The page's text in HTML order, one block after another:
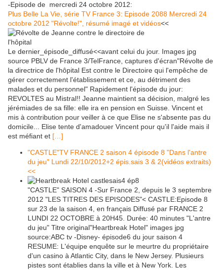
-Episode de mercredi 24 octobre 2012:
Plus Belle La Vie, série TV France 3: Episode 2088 Mercredi 24
octobre 2012 "Révolte!", résumé imagé et vidéos<<
Le dernier_épisode_diffusé<<avant celui du jour. Images jpg
source PBLV de France 3/TelFrance, captures d'écran"Révolte de
la directrice de l'hôpital Est contre le Directoire qui l'empêche de
gérer correctement l'établissement et ce, au détriment des
malades et du personnel" Rapidement l'épisode du jour:
REVOLTES au Mistral!! Jeanne maintient sa décision, malgré les
jérémiades de sa fille: elle ira en pension en Suisse. Vincent et
mis à contribution pour veiller à ce que Elise ne s'absente pas du
domicile... Elise tente d'amadouer Vincent pour qu'il l'aide mais il
est méfiant et […]
"CASTLE"TV FRANCE 2 saison 4 épisode 8 "Dans l'antre
du jeu" Lundi 22/10/2012+2 épis.sais 3 & 2(vidéos extraits)
<<
"CASTLE" SAISON 4 -Sur France 2, depuis le 3 septembre
2012 "LES TITRES DES EPISODES"< CASTLE:Episode 8
sur 23 de la saison 4, en français Diffusé par FRANCE 2
LUNDI 22 OCTOBRE à 20H45. Durée: 40 minutes "L'antre
du jeu" Titre original"Heartbreak Hotel" images jpg
source:ABC tv -Disney- épisode6 du jour saison 4
RESUME: L'équipe enquête sur le meurtre du propriétaire
d'un casino à Atlantic City, dans le New Jersey. Plusieurs
pistes sont établies dans la ville et à New York. Les